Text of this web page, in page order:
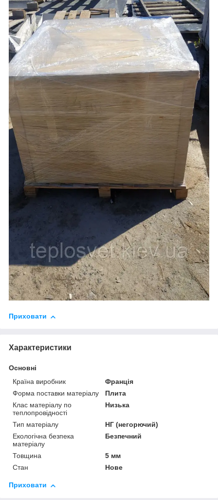
Приховати
Характеристики
Основні
Країна виробник
Франція
Форма поставки матеріалу
Плита
Клас матеріалу по
теплопровідності
Низька
Тип матеріалу
НГ (негорючий)
Екологічна безпека
матеріалу
Безпечний
Товщина
5 мм
Стан
Нове
Приховати